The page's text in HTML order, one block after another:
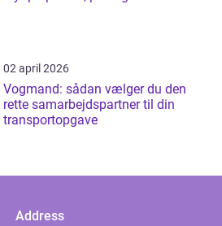
02 april 2026
Vogmand: sådan vælger du den
rette samarbejdspartner til din
transportopgave
Address